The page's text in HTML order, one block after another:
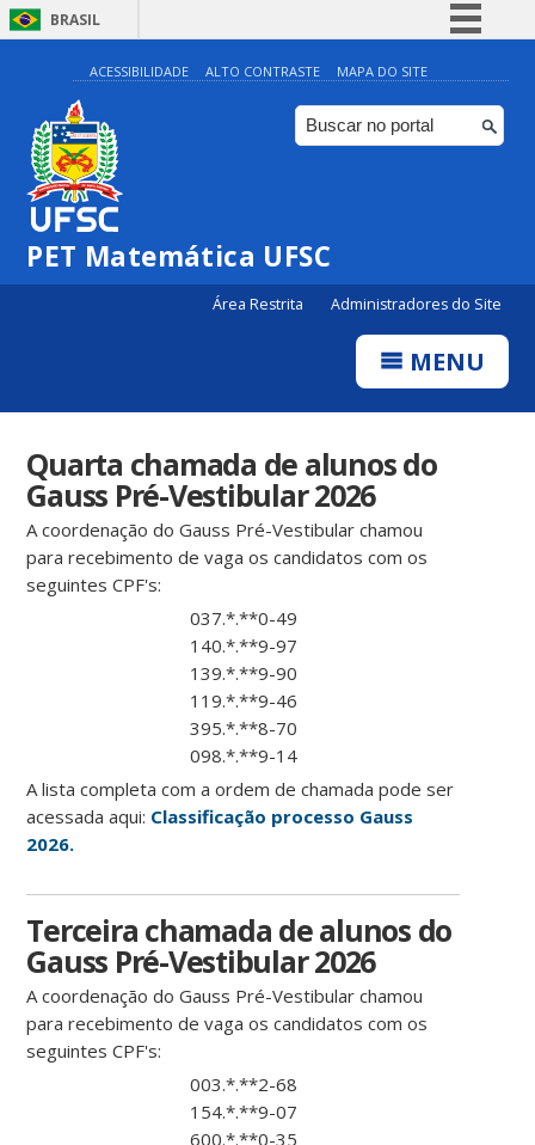
BRASIL
Simplifique!
Comunica BR
Participe
ACESSIBILIDADE ALTO CONTRASTE MAPA DO SITE
PET Matemática UFSC
Área Restrita Administradores do Site
MENU
Quarta chamada de alunos do
Gauss Pré-Vestibular 2026
A coordenação do Gauss Pré-Vestibular chamou
para recebimento de vaga os candidatos com os
seguintes CPF's:
037.*.**0-49
140.*.**9-97
139.*.**9-90
119.*.**9-46
395.*.**8-70
098.*.**9-14
A lista completa com a ordem de chamada pode ser
acessada aqui: Classificação processo Gauss
2026.
Terceira chamada de alunos do
Gauss Pré-Vestibular 2026
A coordenação do Gauss Pré-Vestibular chamou
para recebimento de vaga os candidatos com os
seguintes CPF's:
003.*.**2-68
154.*.**9-07
600.*.**0-35